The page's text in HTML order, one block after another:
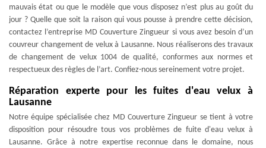
mauvais état ou que le modèle que vous disposez n’est plus au goût du
jour ? Quelle que soit la raison qui vous pousse à prendre cette décision,
contactez l’entreprise MD Couverture Zingueur si vous avez besoin d’un
couvreur changement de velux à Lausanne. Nous réaliserons des travaux
de changement de velux 1004 de qualité, conformes aux normes et
respectueux des règles de l’art. Confiez-nous sereinement votre projet.
Réparation experte pour les fuites d'eau velux à
Lausanne
Notre équipe spécialisée chez MD Couverture Zingueur se tient à votre
disposition pour résoudre tous vos problèmes de fuite d'eau velux à
Lausanne. Grâce à notre expertise reconnue dans le domaine, nous